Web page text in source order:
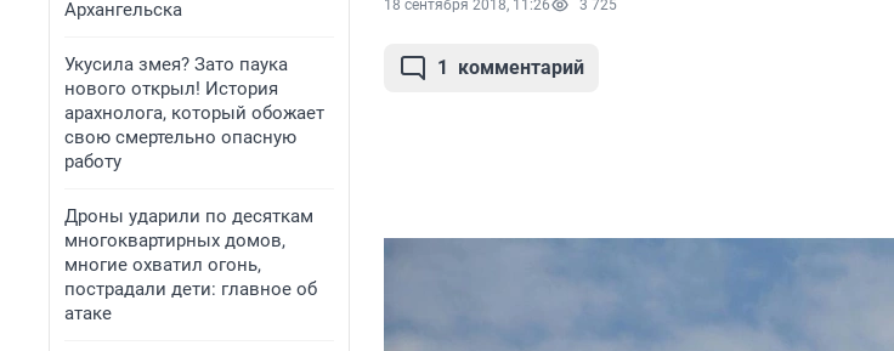
Архангельска
Укусила змея? Зато паука
нового открыл! История
арахнолога, который обожает
свою смертельно опасную
работу
Дроны ударили по десяткам
многоквартирных домов,
многие охватил огонь,
пострадали дети: главное об
атаке
18 сентября 2018, 11:26 3 725
1 комментарий